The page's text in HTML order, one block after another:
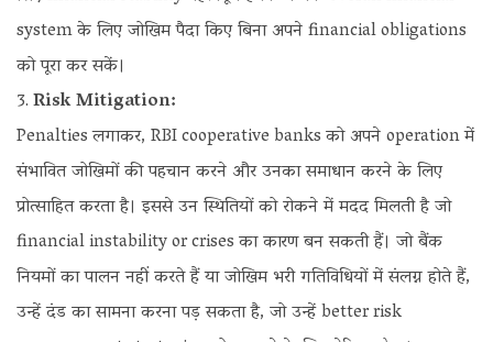
system के लिए जोखिम पैदा किए बिना अपने financial obligations
को पूरा कर सकें।
Risk Mitigation:
Penalties लगाकर, RBI cooperative banks को अपने operation में
संभावित जोखिमों की पहचान करने और उनका समाधान करने के लिए
प्रोत्साहित करता है। इससे उन स्थितियों को रोकने में मदद मिलती है जो
financial instability or crises का कारण बन सकती हैं। जो बैंक
नियमों का पालन नहीं करते हैं या जोखिम भरी गतिविधियों में संलग्न होते हैं,
उन्हें दंड का सामना करना पड़ सकता है, जो उन्हें better risk